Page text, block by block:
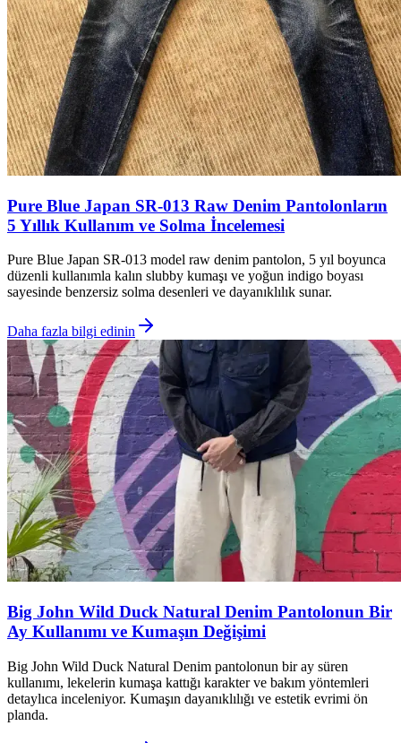
Pure Blue Japan SR-013 Raw Denim Pantolonların
5 Yıllık Kullanım ve Solma İncelemesi
Pure Blue Japan SR-013 model raw denim pantolon, 5 yıl boyunca
düzenli kullanımla kalın slubby kumaşı ve yoğun indigo boyası
sayesinde benzersiz solma desenleri ve dayanıklılık sunar.
Daha fazla bilgi edinin
Big John Wild Duck Natural Denim Pantolonun Bir
Ay Kullanımı ve Kumaşın Değişimi
Big John Wild Duck Natural Denim pantolonun bir ay süren
kullanımı, lekelerin kumaşa kattığı karakter ve bakım yöntemleri
detaylıca inceleniyor. Kumaşın dayanıklılığı ve estetik evrimi ön
planda.